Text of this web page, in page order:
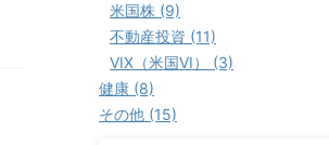
米国株 (9)
不動産投資 (11)
VIX（米国VI） (3)
健康 (8)
その他 (15)